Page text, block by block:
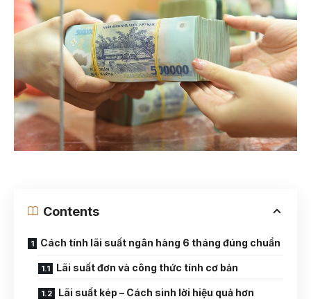
Contents
Cách tính lãi suất ngân hàng 6 tháng đúng chuẩn
Lãi suất đơn và công thức tính cơ bản
Lãi suất kép – Cách sinh lời hiệu quả hơn